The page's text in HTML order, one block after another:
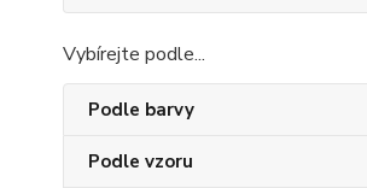
Vybírejte podle...
Podle barvy
Podle vzoru